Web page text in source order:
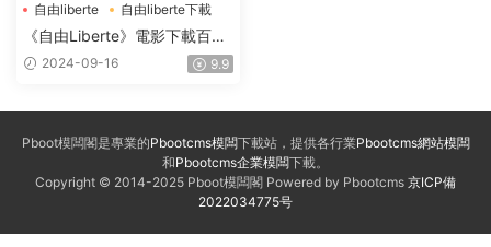
自由liberte
自由liberte下載
自由liberte電影
《自由Liberte》電影下載百度
網盤2019.FRENCH.1080p法
2024-09-16 9.9
Pboot模闆閣是專業的Pbootcms模闆下載站，提供各行業Pbootcms網站模闆
和Pbootcms企業模闆下載。
Copyright © 2014-2025 Pboot模闆閣 Powered by Pbootcms 京ICP備
2022034775号